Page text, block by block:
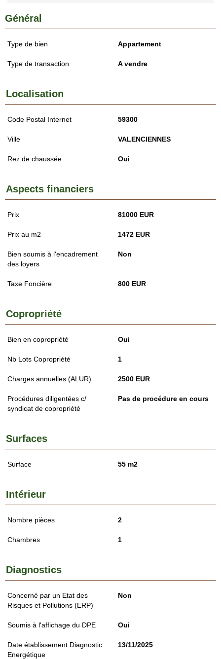
Général
Type de bien Appartement
Type de transaction A vendre
Localisation
Code Postal Internet 59300
Ville VALENCIENNES
Rez de chaussée Oui
Aspects financiers
Prix 81000 EUR
Prix au m2 1472 EUR
Bien soumis à l'encadrement
des loyers
Non
Taxe Foncière 800 EUR
Copropriété
Bien en copropriété Oui
Nb Lots Copropriété 1
Charges annuelles (ALUR) 2500 EUR
Procédures diligentées c/
syndicat de copropriété
Pas de procédure en cours
Surfaces
Surface 55 m2
Intérieur
Nombre pièces 2
Chambres 1
Diagnostics
Concerné par un Etat des
Risques et Pollutions (ERP)
Non
Soumis à l'affichage du DPE Oui
Date établissement Diagnostic
Energétique
13/11/2025